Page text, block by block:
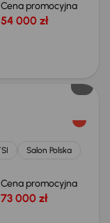
Cena promocyjna
54 000 zł
Salon Polska
Cena promocyjna
73 000 zł